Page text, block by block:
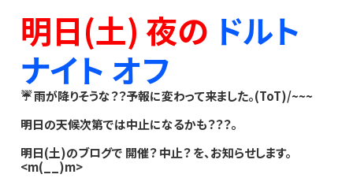
明日(土) 夜の ドルト
ナイト オフ
☔ 雨が降りそうな？？予報に変わって来ました。(ToT)/~~~
明日の天候次第では中止になるかも？？？。
明日(土)のブログで 開催？ 中止？ を、お知らせします。
<m(__)m>